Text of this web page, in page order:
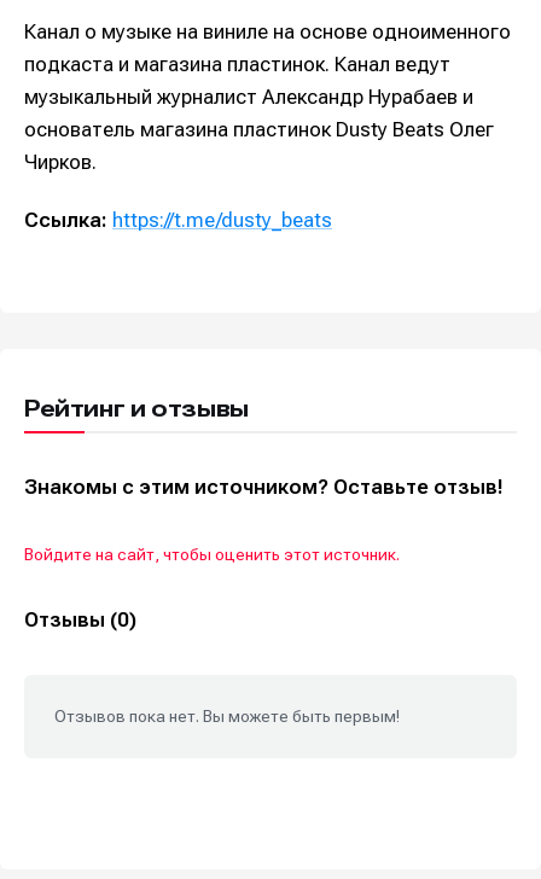
Канал о музыке на виниле на основе одноименного
подкаста и магазина пластинок. Канал ведут
музыкальный журналист Александр Нурабаев и
основатель магазина пластинок Dusty Beats Олег
Чирков.
Ссылка: https://t.me/dusty_beats
Рейтинг и отзывы
Знакомы с этим источником? Оставьте отзыв!
Войдите на сайт, чтобы оценить этот источник.
Отзывы (0)
Отзывов пока нет. Вы можете быть первым!